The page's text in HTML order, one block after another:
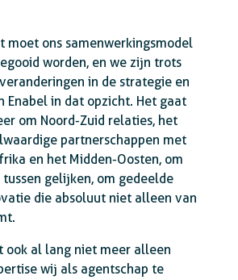
moet ons samenwerkingsmodel
worden, en we zijn trots
in de strategie en
Enabel in dat opzicht. Het gaat
om Noord-Zuid relaties, het
partnerschappen met
en het Midden-Oosten, om
gelijken, om gedeelde
die absoluut niet alleen van
ook al lang niet meer alleen
wij als agentschap te